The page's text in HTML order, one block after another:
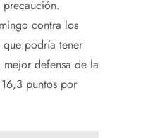
contra los
que podría tener
defensa de la
puntos por